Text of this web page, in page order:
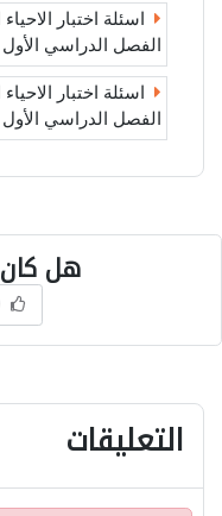
الفصل الدراسي
الفصل الدراسي الأول
هل
التعليقات